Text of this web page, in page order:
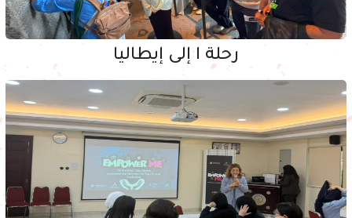
رحلة ا إلى إيطاليا